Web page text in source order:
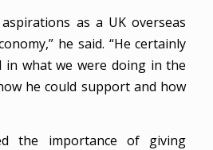
as a UK overseas
he said. “He certainly
in what we were doing in the
he could support and how
the importance of giving